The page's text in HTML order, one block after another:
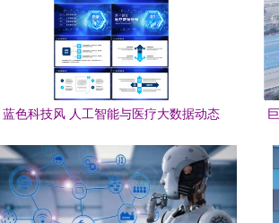
蓝色科技风 人工智能与医疗大数据动态
用软件开发